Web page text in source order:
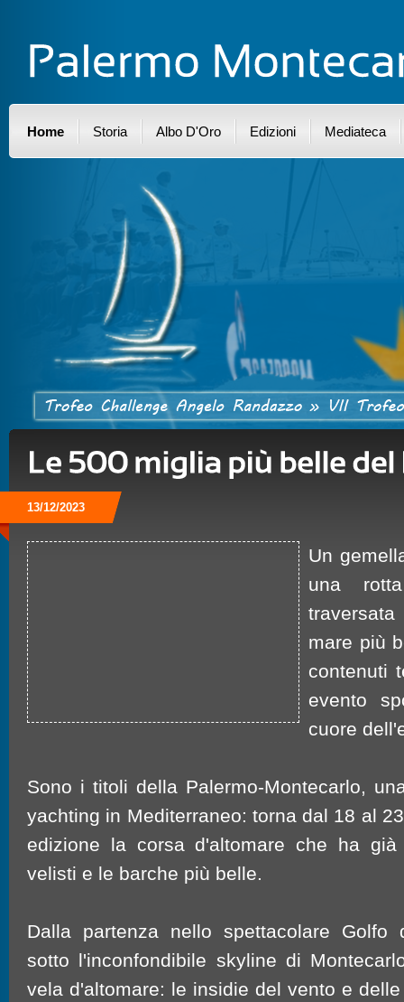
Home Storia Albo D'Oro Edizioni Mediateca
13/12/2023
Un
una
mare più
contenuti
evento
cuore
Sono i titoli della Palermo-Montecarlo,
yachting in Mediterraneo: torna dal 18 al
edizione la corsa d'altomare che ha
velisti e le barche più belle.
Dalla partenza nello spettacolare Golfo
sotto l'inconfondibile skyline di
vela d'altomare: le insidie del vento e